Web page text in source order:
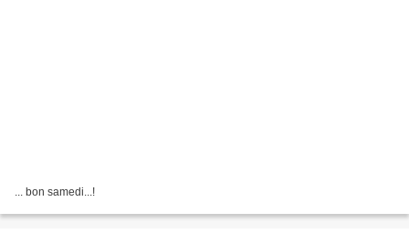
... bon samedi...!